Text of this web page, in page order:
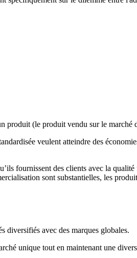
(le produit vendu sur le marché
veulent atteindre des
fournissent des clients avec la
sont substantielles, les
diversifiés avec des marques globales.
unique tout en maintenant une